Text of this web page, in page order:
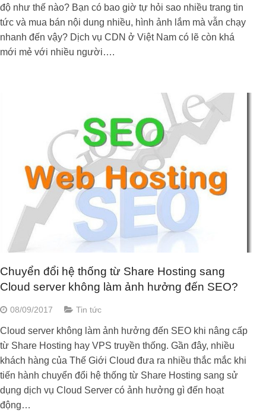
độ như thế nào? Bạn có bao giờ tự hỏi sao nhiều trang tin
tức và mua bán nội dung nhiều, hình ảnh lắm mà vẫn chạy
nhanh đến vậy? Dịch vụ CDN ở Việt Nam có lẽ còn khá
mới mẻ với nhiều người….
Chuyển đổi hệ thống từ Share Hosting sang
Cloud server không làm ảnh hưởng đến SEO?
08/09/2017 Tin tức
Cloud server không làm ảnh hưởng đến SEO khi nâng cấp
từ Share Hosting hay VPS truyền thống. Gần đây, nhiều
khách hàng của Thế Giới Cloud đưa ra nhiều thắc mắc khi
tiến hành chuyển đổi hệ thống từ Share Hosting sang sử
dụng dịch vụ Cloud Server có ảnh hưởng gì đến hoạt
động…